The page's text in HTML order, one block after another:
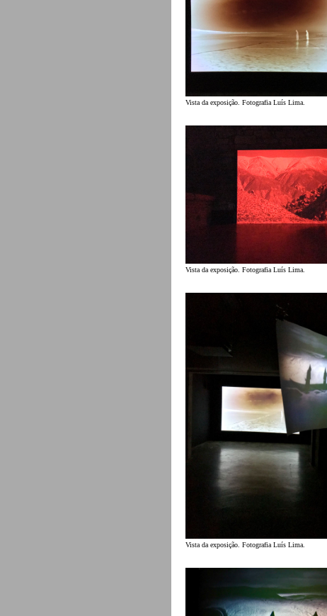
Vista da exposição. Fotografia Luís Lima.
Vista da exposição. Fotografia Luís Lima.
Vista da exposição. Fotografia Luís Lima.